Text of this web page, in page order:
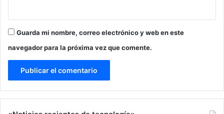
Guarda mi nombre, correo electrónico y web en este
navegador para la próxima vez que comente.